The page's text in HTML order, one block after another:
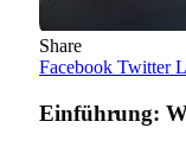
Share
Facebook Twitter
Einführung: